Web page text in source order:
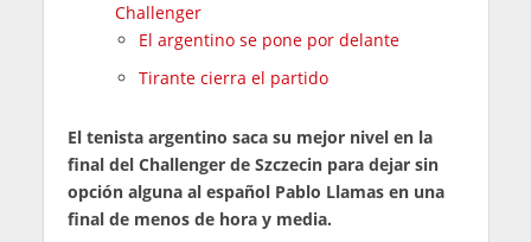
Challenger
El argentino se pone por delante
Tirante cierra el partido
El tenista argentino saca su mejor nivel en la
final del Challenger de Szczecin para dejar sin
opción alguna al español Pablo Llamas en una
final de menos de hora y media.